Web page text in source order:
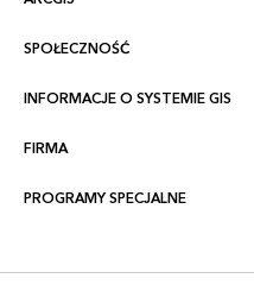
ArcGIS — przegląd
Tworzenie map
ArcGIS Online
SPOŁECZNOŚĆ
Społeczność Esri
Blog ArcGIS
Badanie i testowanie
INFORMACJE O SYSTEMIE GIS
Co to jest GIS?
Inteligentna geolokalizacja
Szkolenia
FIRMA
O firmie Esri
PROGRAMY SPECJALNE